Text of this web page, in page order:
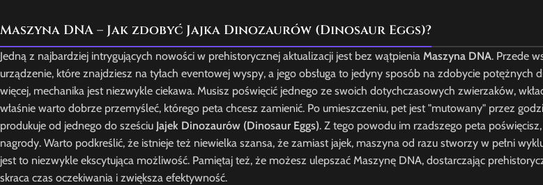
Maszyna DNA – Jak zdobyć Jajka Dinozaurów (Dinosaur Eggs)?
Jedną z najbardziej intrygujących nowości w prehistorycznej aktualizacji jest bez wątpienia Maszyna DNA. Przede
urządzenie, które znajdziesz na tyłach eventowej wyspy, a jego obsługa to jedyny sposób na zdobycie potężnych
więcej, mechanika jest niezwykle ciekawa. Musisz poświęcić jednego ze swoich dotychczasowych zwierzaków,
właśnie warto dobrze przemyśleć, którego peta chcesz zamienić. Po umieszczeniu, pet jest "mutowany" przez
produkuje od jednego do sześciu Jajek Dinozaurów (Dinosaur Eggs). Z tego powodu im rzadszego peta
nagrody. Warto podkreślić, że istnieje też niewielka szansa, że zamiast jajek, maszyna od razu stworzy w pełni
jest to niezwykle ekscytująca możliwość. Pamiętaj też, że możesz ulepszać Maszynę DNA, dostarczając
skraca czas oczekiwania i zwiększa efektywność.